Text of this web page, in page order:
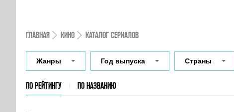
ГЛАВНАЯ КИНО КАТАЛОГ СЕРИАЛОВ
Жанры Год выпуска Страны
ПО РЕЙТИНГУ ПО НАЗВАНИЮ